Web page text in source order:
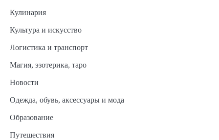
Кулинария
Культура и искусство
Логистика и транспорт
Магия, эзотерика, таро
Новости
Одежда, обувь, аксессуары и мода
Образование
Путешествия